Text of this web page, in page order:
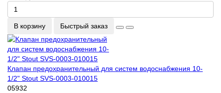
В корзину Быстрый заказ
Клапан предохранительный для систем водоснабжения 10-
1/2" Stout SVS-0003-010015
05932